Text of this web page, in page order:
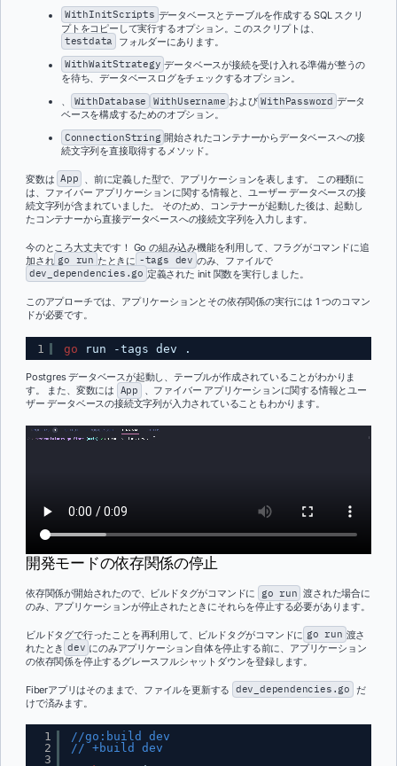
WithInitScripts データベースとテーブルを作成する SQL スクリ
プトをコピーして実行するオプション。このスクリプトは、
testdata
フォルダーにあります。
WithWaitStrategy データベースが接続を受け入れる準備が整うの
を待ち、データベースログをチェックするオプション。
、
WithDatabase WithUsername および WithPassword データ
ベースを構成するためのオプション。
ConnectionString 開始されたコンテナーからデータベースへの接
続文字列を直接取得するメソッド。
変数は App 、前に定義した型で、アプリケーションを表します。 この種類に
は、ファイバー アプリケーションに関する情報と、ユーザー データベースの接
続文字列が含まれていました。 そのため、コンテナーが起動した後は、起動し
たコンテナーから直接データベースへの接続文字列を入力します。
今のところ大丈夫です！ Go の組み込み機能を利用して、フラグがコマンドに追
加され go run たときに -tags dev のみ、ファイルで
dev_dependencies.go 定義された init 関数を実行しました。
このアプローチでは、アプリケーションとその依存関係の実行には 1 つのコマン
ドが必要です。
1 go run -tags dev .
Postgres データベースが起動し、テーブルが作成されていることがわかりま
す。 また、変数には App
、ファイバー アプリケーションに関する情報とユー
ザー データベースの接続文字列が入力されていることもわかります。
開発モードの依存関係の停止
依存関係が開始されたので、ビルドタグがコマンドに go run 渡された場合に
のみ、アプリケーションが停止されたときにそれらを停止する必要があります。
ビルドタグで行ったことを再利用して、ビルドタグがコマンドに go run 渡さ
れたとき dev にのみアプリケーション自体を停止する前に、アプリケーション
の依存関係を停止するグレースフルシャットダウンを登録します。
Fiberアプリはそのままで、ファイルを更新する dev_dependencies.go だ
けで済みます。
1
2
3
//go:build dev
// +build dev